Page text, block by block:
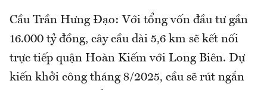
Cầu Trần Hưng Đạo: Với tổng vốn đầu tư gần
16.000 tỷ đồng, cây cầu dài 5,6 km sẽ kết nối
trực tiếp quận Hoàn Kiếm với Long Biên. Dự
kiến khởi công tháng 8/2025, cầu sẽ rút ngắn